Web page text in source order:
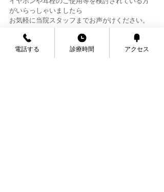
がいらっしゃいましたら
お気軽に当院スタッフまでお声がけください。
お知らせ
電話する 診療時間 アクセス